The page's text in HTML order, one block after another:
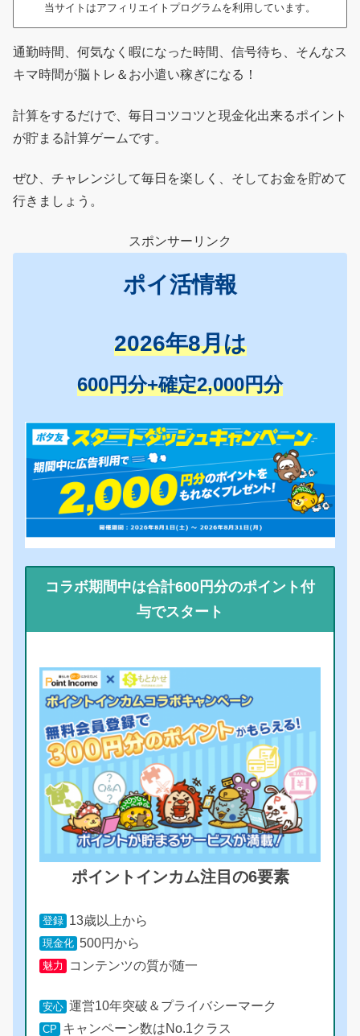
当サイトはアフィリエイトプログラムを利用しています。
通勤時間、何気なく暇になった時間、信号待ち、そんなス
キマ時間が脳トレ＆お小遣い稼ぎになる！
計算をするだけで、毎日コツコツと現金化出来るポイント
が貯まる計算ゲームです。
ぜひ、チャレンジして毎日を楽しく、そしてお金を貯めて
行きましょう。
スポンサーリンク
ポイ活情報
2026年8月は
600円分+確定2,000円分
コラボ期間中は合計600円分のポイント付
与でスタート
ポイントインカム注目の6要素
登録 13歳以上から
現金化 500円から
魅力 コンテンツの質が随一
安心 運営10年突破＆プライバシーマーク
CP キャンペーン数はNo.1クラス